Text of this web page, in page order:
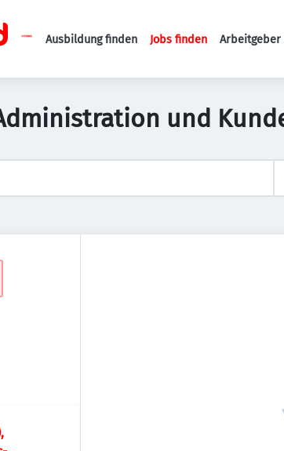
Haupt-
Ausbildung finden Jobs finden Arbeitgeber
und